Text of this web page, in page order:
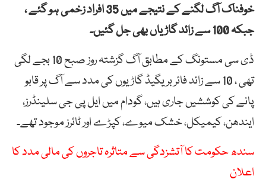
خوفناک آگ لگنے کے نتیجے میں 35 افراد زخمی ہو گئے ،
جبکہ 100 سے زائد گاڑیاں بھی جل گئیں۔
ڈی سی مستونگ کے مطابق آگ گزشتہ روز صبح 10 بجے لگی
تھی ، 10 سے زائد فائر بریگیڈ گاڑیوں کی مدد سے آگ پر قابو
پانے کی کوششیں جاری ہیں، گودام میں ایل پی جی سلینڈرز،
ایندھن، کیمیکل، خشک میوے، کپڑے اور ٹائرز موجود تھے۔
سندھ حکومت کا آتشزدگی سے متاثرہ تاجروں کی مالی مدد کا
اعلان